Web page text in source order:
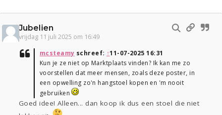
Jubelien
vrijdag 11 juli 2025 om 16:49
mcsteamy schreef: ↑11-07-2025 16:31
Kun je ze niet op Marktplaats vinden? Ik kan me zo
voorstellen dat meer mensen, zoals deze poster, in
een opwelling zo'n hangstoel kopen en 'm nooit
gebruiken
Goed idee! Alleen... dan koop ik dus een stoel die niet